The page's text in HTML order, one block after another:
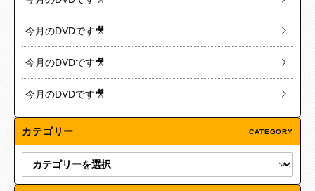
今月のDVDです🎥
今月のDVDです🎥
今月のDVDです🎥
カテゴリー CATEGORY